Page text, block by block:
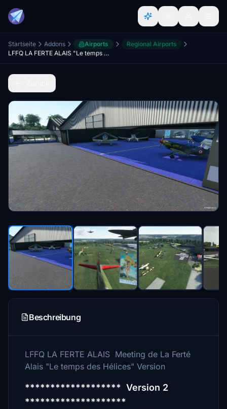
Startseite Addons Airports
Regional Airports
LFFQ LA FERTE ALAIS "Le temps des Hélices" V2
Beschreibung
LFFQ LA FERTE ALAIS Meeting de La Ferté
Alais "Le temps des Hélices" Version
******************* Version 2
********************